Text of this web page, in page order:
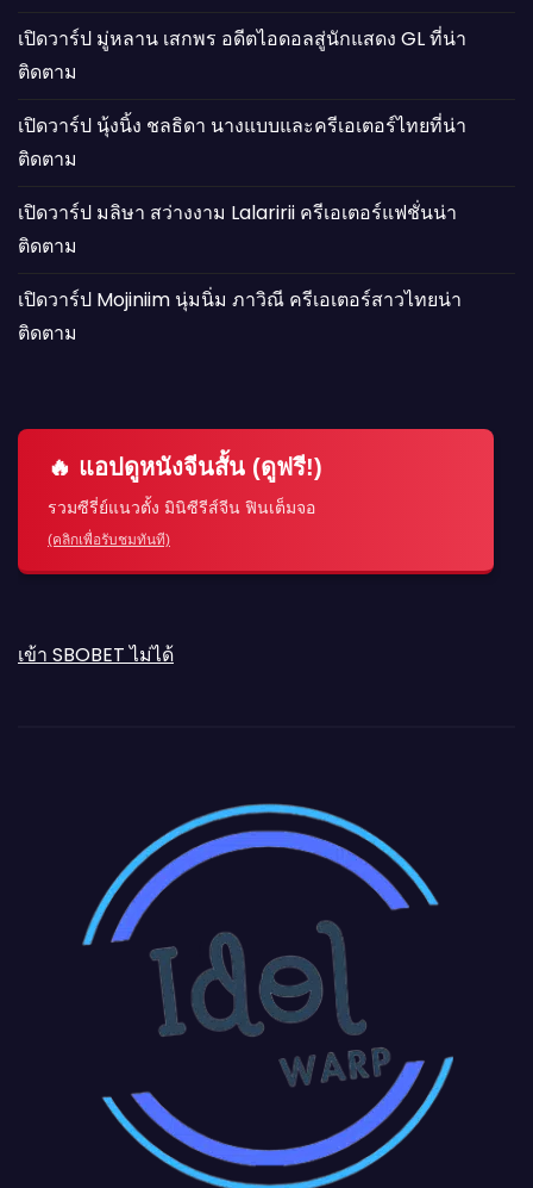
เปิดวาร์ป มู่หลาน เสกพร อดีตไอดอลสู่นักแสดง GL ที่น่า
ติดตาม
เปิดวาร์ป นุ้งนิ้ง ชลธิดา นางแบบและครีเอเตอร์ไทยที่น่า
ติดตาม
เปิดวาร์ป มลิษา สว่างงาม Lalaririi ครีเอเตอร์แฟชั่นน่า
ติดตาม
เปิดวาร์ป Mojiniim นุ่มนิ่ม ภาวิณี ครีเอเตอร์สาวไทยน่า
ติดตาม
🔥 แอปดูหนังจีนสั้น (ดูฟรี!)
รวมซีรี่ย์แนวตั้ง มินิซีรีส์จีน ฟินเต็มจอ
(คลิกเพื่อรับชมทันที)
เข้า SBOBET ไม่ได้